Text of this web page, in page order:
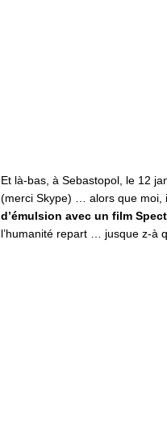
Et là-bas, à Sebastopol, le 12
(merci Skype) … alors que moi,
d’émulsion avec un film
l’humanité repart … jusque z-à